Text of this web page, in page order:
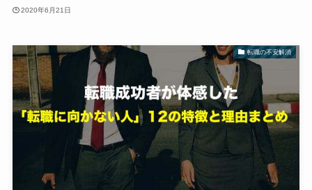
2020年6月21日
転職の不安解消